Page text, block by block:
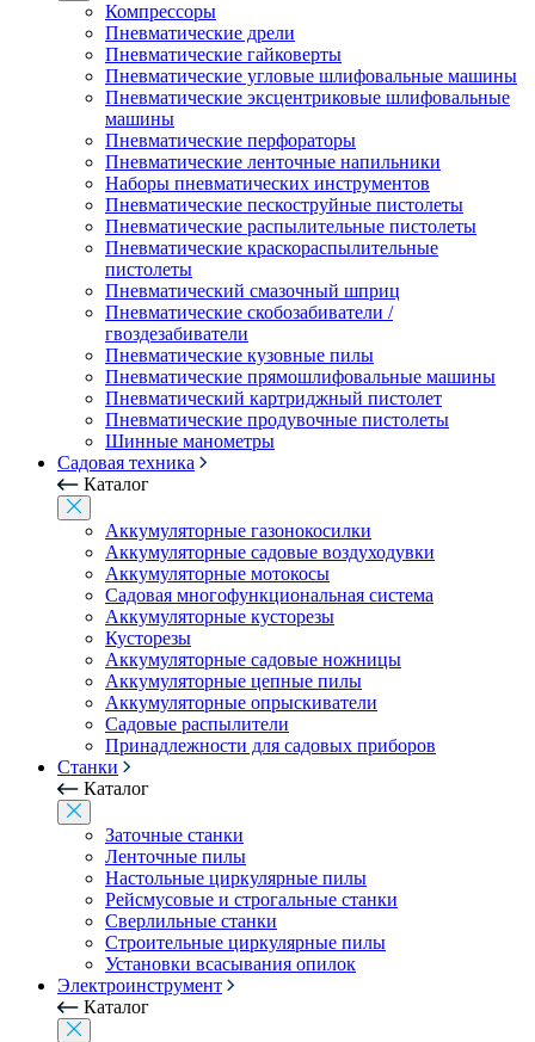
Компрессоры
Пневматические дрели
Пневматические гайковерты
Пневматические угловые шлифовальные машины
Пневматические эксцентриковые шлифовальные
машины
Пневматические перфораторы
Пневматические ленточные напильники
Наборы пневматических инструментов
Пневматические пескоструйные пистолеты
Пневматические распылительные пистолеты
Пневматические краскораспылительные
пистолеты
Пневматический смазочный шприц
Пневматические скобозабиватели /
гвоздезабиватели
Пневматические кузовные пилы
Пневматические прямошлифовальные машины
Пневматический картриджный пистолет
Пневматические продувочные пистолеты
Шинные манометры
Садовая техника
Каталог
Аккумуляторные газонокосилки
Аккумуляторные садовые воздуходувки
Аккумуляторные мотокосы
Садовая многофункциональная система
Аккумуляторные кусторезы
Кусторезы
Аккумуляторные садовые ножницы
Аккумуляторные цепные пилы
Аккумуляторные опрыскиватели
Садовые распылители
Принадлежности для садовых приборов
Станки
Каталог
Заточные станки
Ленточные пилы
Настольные циркулярные пилы
Рейсмусовые и строгальные станки
Сверлильные станки
Строительные циркулярные пилы
Установки всасывания опилок
Электроинструмент
Каталог